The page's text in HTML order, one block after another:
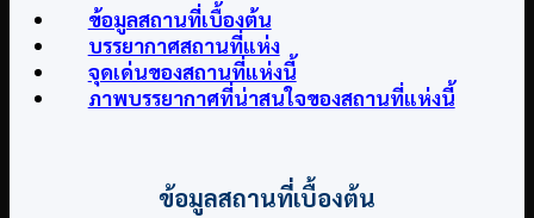
ข้อมูลสถานที่เบื้องต้น
บรรยากาศสถานที่แห่ง
จุดเด่นของสถานที่แห่งนี้
ภาพบรรยากาศที่น่าสนใจของสถานที่แห่งนี้
ข้อมูลสถานที่เบื้องต้น